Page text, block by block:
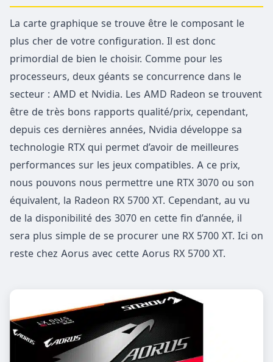
La carte graphique se trouve être le composant le
plus cher de votre configuration. Il est donc
primordial de bien le choisir. Comme pour les
processeurs, deux géants se concurrence dans le
secteur : AMD et Nvidia. Les AMD Radeon se trouvent
être de très bons rapports qualité/prix, cependant,
depuis ces dernières années, Nvidia développe sa
technologie RTX qui permet d’avoir de meilleures
performances sur les jeux compatibles. A ce prix,
nous pouvons nous permettre une RTX 3070 ou son
équivalent, la Radeon RX 5700 XT. Cependant, au vu
de la disponibilité des 3070 en cette fin d’année, il
sera plus simple de se procurer une RX 5700 XT. Ici on
reste chez Aorus avec cette Aorus RX 5700 XT.